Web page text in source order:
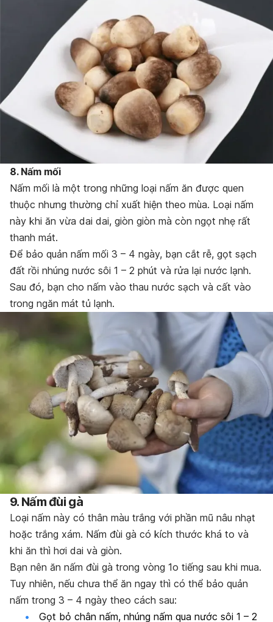
8. Nấm mối
Nấm mối là một trong những loại nấm ăn được quen
thuộc nhưng thường chỉ xuất hiện theo mùa. Loại nấm
này khi ăn vừa dai dai, giòn giòn mà còn ngọt nhẹ rất
thanh mát.
Để bảo quản nấm mối 3 – 4 ngày, bạn cắt rễ, gọt sạch
đất rồi nhúng nước sôi 1 – 2 phút và rửa lại nước lạnh.
Sau đó, bạn cho nấm vào thau nước sạch và cất vào
trong ngăn mát tủ lạnh.
9. Nấm đùi gà
Loại nấm này có thân màu trắng với phần mũ nâu nhạt
hoặc trắng xám. Nấm đùi gà có kích thước khá to và
khi ăn thì hơi dai và giòn.
Bạn nên ăn nấm đùi gà trong vòng 1o tiếng sau khi mua.
Tuy nhiên, nếu chưa thể ăn ngay thì có thể bảo quản
nấm trong 3 – 4 ngày theo cách sau:
Gọt bỏ chân nấm, nhúng nấm qua nước sôi 1 – 2